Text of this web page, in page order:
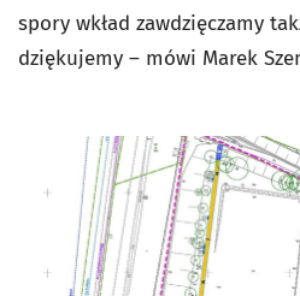
spory wkład zawdzięczamy
dziękujemy – mówi Marek